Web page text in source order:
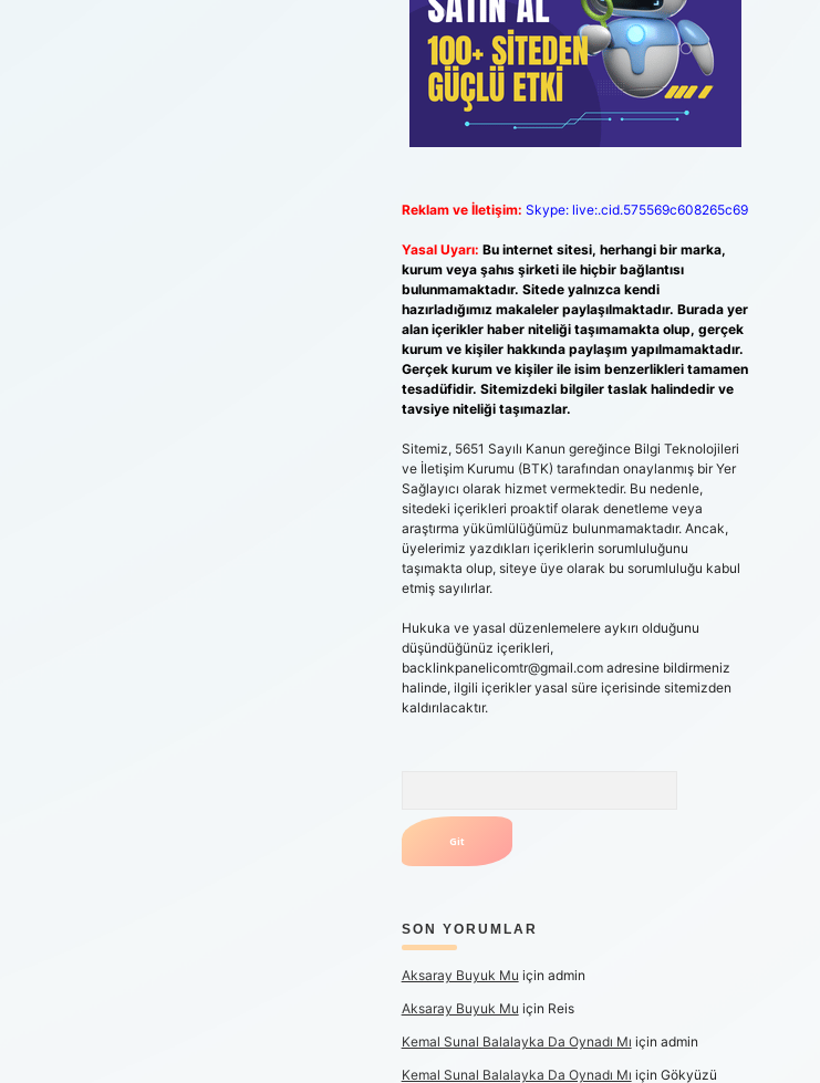
Reklam ve İletişim: Skype: live:.cid.575569c608265c69
Yasal Uyarı: Bu internet sitesi, herhangi bir marka,
kurum veya şahıs şirketi ile hiçbir bağlantısı
bulunmamaktadır. Sitede yalnızca kendi
hazırladığımız makaleler paylaşılmaktadır. Burada yer
alan içerikler haber niteliği taşımamakta olup, gerçek
kurum ve kişiler hakkında paylaşım yapılmamaktadır.
Gerçek kurum ve kişiler ile isim benzerlikleri tamamen
tesadüfidir. Sitemizdeki bilgiler taslak halindedir ve
tavsiye niteliği taşımazlar.
Sitemiz, 5651 Sayılı Kanun gereğince Bilgi Teknolojileri
ve İletişim Kurumu (BTK) tarafından onaylanmış bir Yer
Sağlayıcı olarak hizmet vermektedir. Bu nedenle,
sitedeki içerikleri proaktif olarak denetleme veya
araştırma yükümlülüğümüz bulunmamaktadır. Ancak,
üyelerimiz yazdıkları içeriklerin sorumluluğunu
taşımakta olup, siteye üye olarak bu sorumluluğu kabul
etmiş sayılırlar.
Hukuka ve yasal düzenlemelere aykırı olduğunu
düşündüğünüz içerikleri,
backlinkpanelicomtr@gmail.comadresine bildirmeniz
halinde, ilgili içerikler yasal süre içerisinde sitemizden
kaldırılacaktır.
SON YORUMLAR
Aksaray Buyuk Mu için admin
Aksaray Buyuk Mu için Reis
Kemal Sunal Balalayka Da Oynadı Mı için admin
Kemal Sunal Balalayka Da Oynadı Mı için Gökyüzü